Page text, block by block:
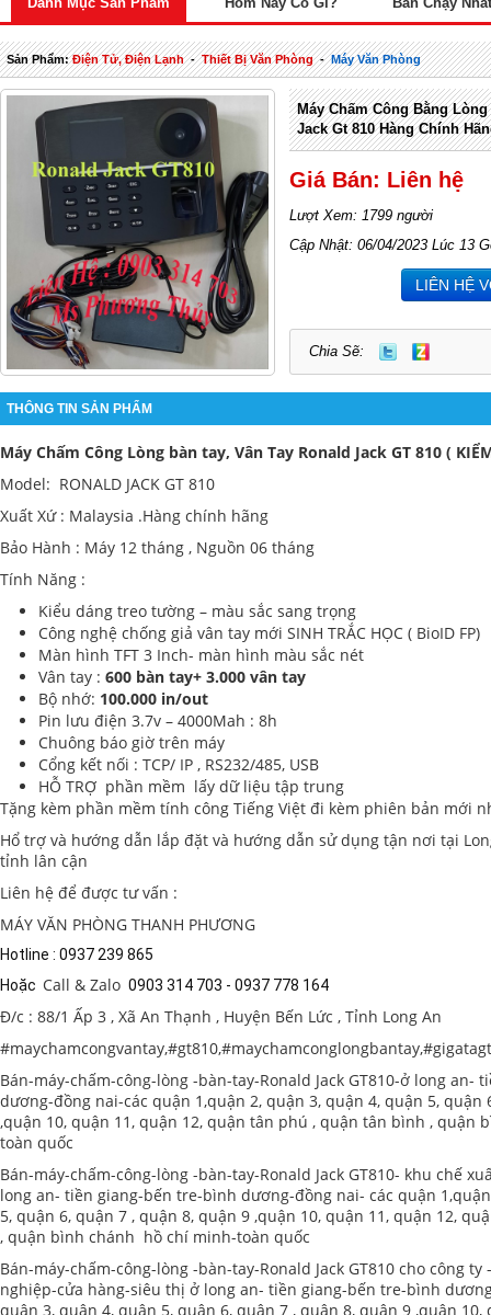
Sản Phẩm:Điện Tử, Điện Lạnh-Thiết Bị Văn Phòng-Máy Văn Phòng
Máy Chấm Công Bằng
Jack Gt 810 Hàng Chính
Giá Bán: Liên hệ
Lượt Xem: 1799 người
Cập Nhật: 06/04/2023 Lúc 13
LIÊN HỆ
Chia Sẽ:
THÔNG TIN SẢN PHẨM
Máy Chấm Công Lòng bàn tay, Vân Tay Ronald Jack GT 810 (
Model: RONALD JACK GT 810
Xuất Xứ : Malaysia .Hàng chính hãng
Bảo Hành : Máy 12 tháng , Nguồn 06 tháng
Tính Năng :
Kiểu dáng treo tường – màu sắc sang trọng
Công nghệ chống giả vân tay mới SINH TRẮC HỌC ( BioID FP)
Màn hình TFT 3 Inch- màn hình màu sắc nét
Vân tay : 600 bàn tay+ 3.000 vân tay
Bộ nhớ: 100.000 in/out
Pin lưu điện 3.7v – 4000Mah : 8h
Chuông báo giờ trên máy
Cổng kết nối : TCP/ IP , RS232/485, USB
HỖ TRỢ phần mềm lấy dữ liệu tập trung
Tặng kèm phần mềm tính công Tiếng Việt đi kèm phiên bản mới
Hổ trợ và hướng dẫn lắp đặt và hướng dẫn sử dụng tận nơi tại
tỉnh lân cận
Liên hệ để được tư vấn :
MÁY VĂN PHÒNG THANH PHƯƠNG
Hotline : 0937 239 865
Hoặc Call & Zalo 0903 314 703 - 0937 778 164
Đ/c : 88/1 Ấp 3 , Xã An Thạnh , Huyện Bến Lức , Tỉnh Long An
#maychamcongvantay,#gt810,#maychamconglongbantay,
Bán-máy-chấm-công-lòng -bàn-tay-Ronald Jack GT810-ở long an-
dương-đồng nai-các quận 1,quận 2, quận 3, quận 4, quận 5, quận
,quận 10, quận 11, quận 12, quận tân phú , quận tân bình , quận
toàn quốc
Bán-máy-chấm-công-lòng -bàn-tay-Ronald Jack GT810- khu chế
long an- tiền giang-bến tre-bình dương-đồng nai- các quận
5, quận 6, quận 7 , quận 8, quận 9 ,quận 10, quận 11, quận 12,
, quận bình chánh hồ chí minh-toàn quốc
Bán-máy-chấm-công-lòng -bàn-tay-Ronald Jack GT810 cho công
nghiệp-cửa hàng-siêu thị ở long an- tiền giang-bến tre-bình
quận 3, quận 4, quận 5, quận 6, quận 7 , quận 8, quận 9 ,quận 10,